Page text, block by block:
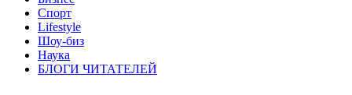
Спорт
Lifestyle
Шоу-биз
Наука
БЛОГИ ЧИТАТЕЛЕЙ